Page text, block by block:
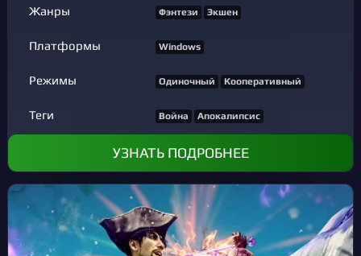
Жанры Фэнтези Экшен
Платформы Windows
Режимы Одиночный Кооперативный
Теги Война Апокалипсис
УЗНАТЬ ПОДРОБНЕЕ